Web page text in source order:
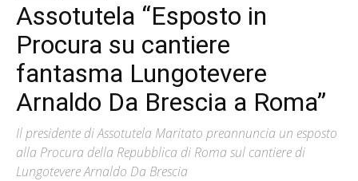
Assotutela “Esposto in
Procura su cantiere
fantasma Lungotevere
Arnaldo Da Brescia a Roma”
Il presidente di Assotutela Maritato preannuncia un esposto
alla Procura della Repubblica di Roma sul cantiere di
Lungotevere Arnaldo Da Brescia